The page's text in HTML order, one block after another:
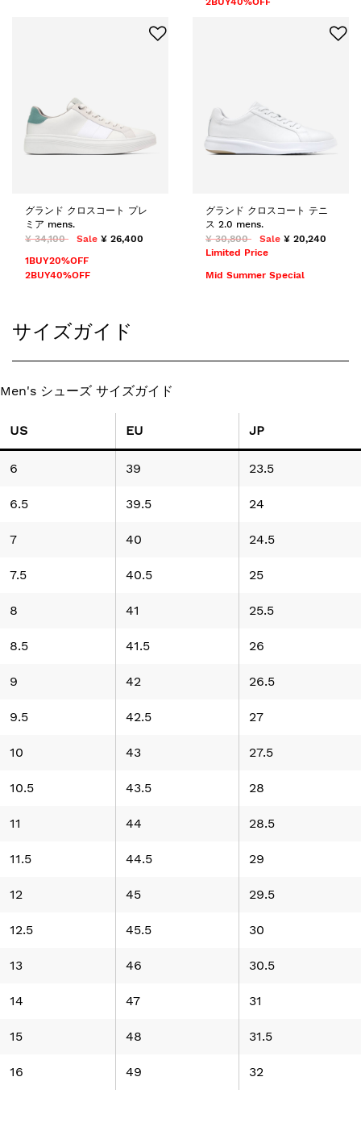
グランド クロスコート プレ
ミア mens.
¥ 34,100
Sale ¥ 26,400
1BUY20%OFF
2BUY40%OFF
グランド クロスコート テニ
ス 2.0 mens.
¥ 30,800
Sale ¥ 20,240
Limited Price
Mid Summer Special
サイズガイド
Men's シューズ サイズガイド
US EU JP
6 39 23.5
6.5 39.5 24
7 40 24.5
7.5 40.5 25
8 41 25.5
8.5 41.5 26
9 42 26.5
9.5 42.5 27
10 43 27.5
10.5 43.5 28
11 44 28.5
11.5 44.5 29
12 45 29.5
12.5 45.5 30
13 46 30.5
14 47 31
15 48 31.5
16 49 32